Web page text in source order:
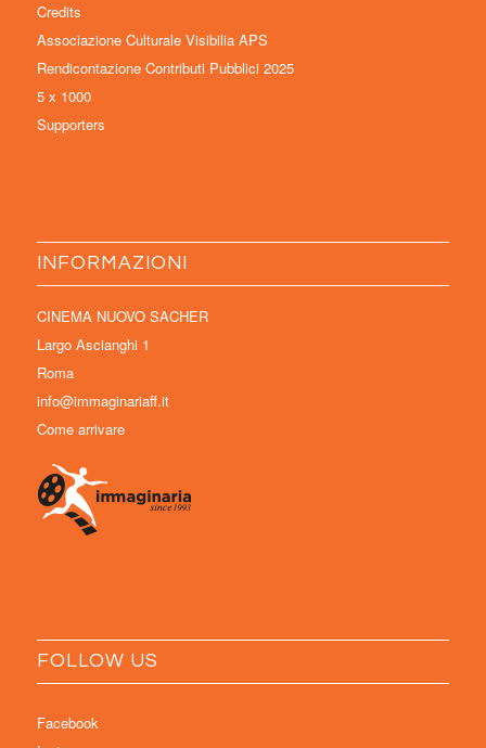
Credits
Associazione Culturale Visibilia APS
Rendicontazione Contributi Pubblici 2025
5 x 1000
Supporters
INFORMAZIONI
CINEMA NUOVO SACHER
Largo Ascianghi 1
Roma
info@immaginariaff.it
Come arrivare
FOLLOW US
Facebook